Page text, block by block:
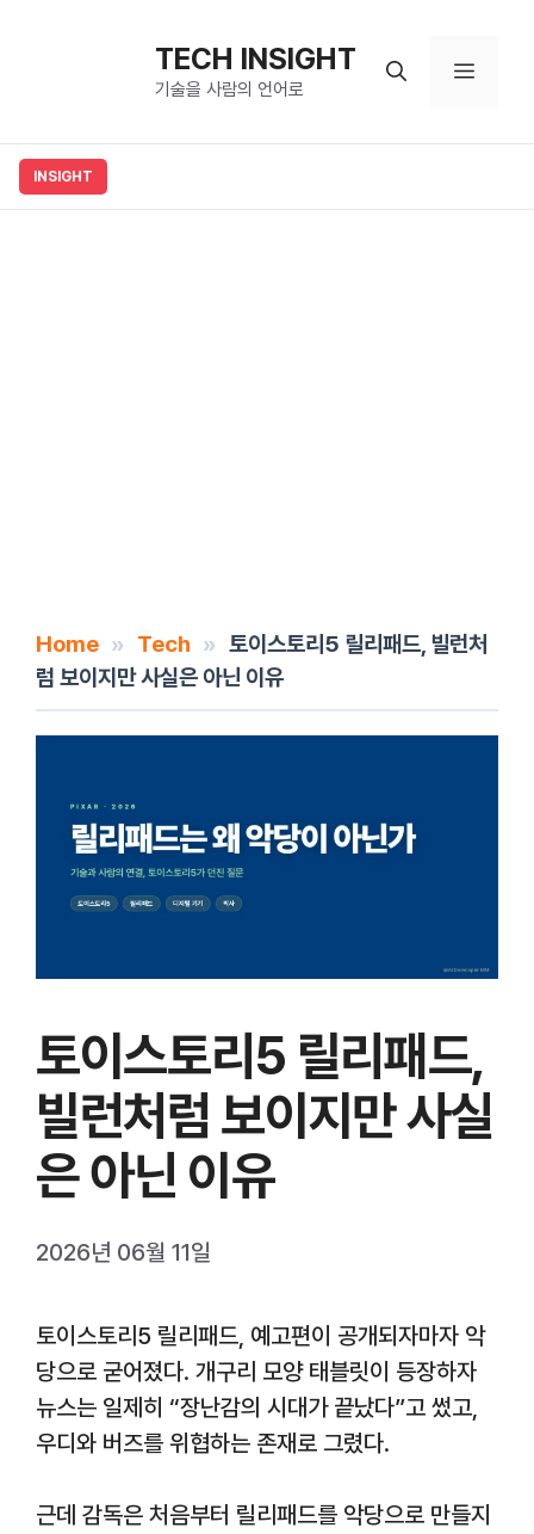
TECH INSIGHT
기술을 사람의 언어로
메
뉴
Home » Tech » 토이스토리5 릴리패드, 빌런처
럼 보이지만 사실은 아닌 이유
토이스토리5 릴리패드,
빌런처럼 보이지만 사실
은 아닌 이유
2026년 06월 11일
토이스토리5 릴리패드, 예고편이 공개되자마자 악
당으로 굳어졌다. 개구리 모양 태블릿이 등장하자
뉴스는 일제히 “장난감의 시대가 끝났다”고 썼고,
우디와 버즈를 위협하는 존재로 그렸다.
근데 감독은 처음부터 릴리패드를 악당으로 만들지